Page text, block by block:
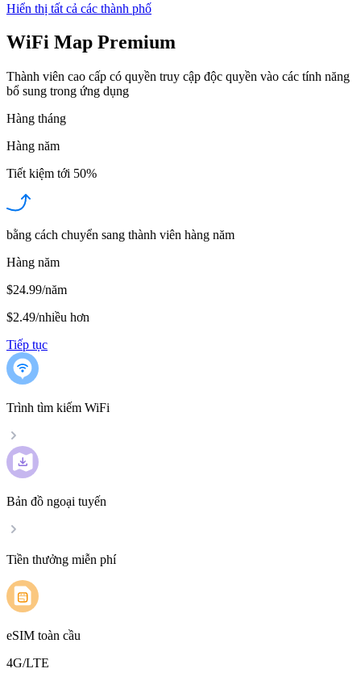
Hiển thị tất cả các thành phố
WiFi Map Premium
Thành viên cao cấp có quyền truy cập độc quyền vào các tính năng
bổ sung trong ứng dụng
Hàng tháng
Hàng năm
Tiết kiệm tới 50%
bằng cách chuyển sang thành viên hàng năm
Hàng năm
$24.99/năm
$2.49/nhiều hơn
Tiếp tục
Trình tìm kiếm WiFi
Bản đồ ngoại tuyến
Tiền thưởng miễn phí
eSIM toàn cầu
4G/LTE